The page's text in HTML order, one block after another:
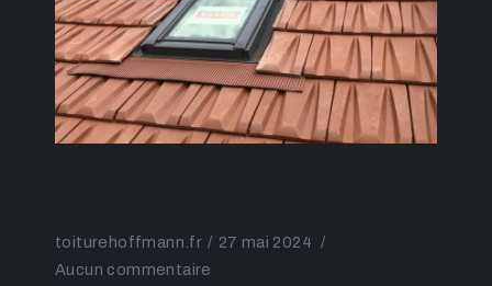
toiturehoffmann.fr
27 mai 2024
Aucun commentaire